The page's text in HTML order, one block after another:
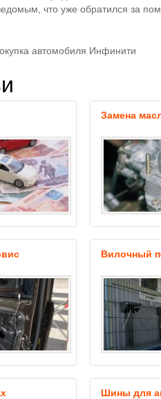
что уже обратился за
автомобиля Инфинити
Замена
Вилочный
Шины для